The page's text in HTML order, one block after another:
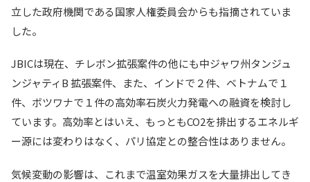
立した政府機関である国家人権委員会からも指摘されていま
した。
JBICは現在、チレボン拡張案件の他にも中ジャワ州タンジュ
ンジャティB 拡張案件、また、インドで２件、ベトナムで１
件、ボツワナで１件の高効率石炭火力発電への融資を検討し
ています。高効率とはいえ、もっともCO2を排出するエネルギ
ー源には変わりはなく、パリ協定との整合性はありません。
気候変動の影響は、これまで温室効果ガスを大量排出してき